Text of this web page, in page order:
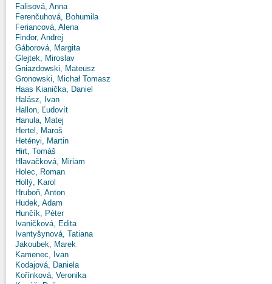
Falisová, Anna
Ferenčuhová, Bohumila
Feriancová, Alena
Findor, Andrej
Gáborová, Margita
Glejtek, Miroslav
Gniazdowski, Mateusz
Gronowski, Michał Tomasz
Haas Kianička, Daniel
Halász, Ivan
Hallon, Ľudovít
Hanula, Matej
Hertel, Maroš
Hetényi, Martin
Hirt, Tomáš
Hlavačková, Miriam
Holec, Roman
Hollý, Karol
Hruboň, Anton
Hudek, Adam
Hunčík, Péter
Ivaničková, Edita
Ivantyšynová, Tatiana
Jakoubek, Marek
Kamenec, Ivan
Kodajová, Daniela
Kořínková, Veronika